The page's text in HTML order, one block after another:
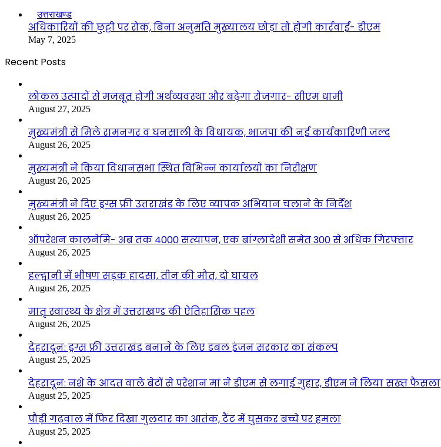
उत्तराखण्ड
अधिकारियों की छुट्टी पर रोक, बिना अनुमति मुख्यालय छोड़ा तो होगी कार्रवाई- डीएम
May 7, 2025
Recent Posts
लोकल उत्पादों से मजबूत होगी अर्थव्यवस्था और बढ़ेगा रोजगार- सीएम धामी
August 27, 2025
मुख्यमंत्री से मिले रामनगर व घनसाली के विधायक, भाजपा की नई कार्यकारिणी जल्द
August 26, 2025
मुख्यमंत्री ने किया विधानसभा स्थित विभिन्न कार्यालयों का निरीक्षण
August 26, 2025
मुख्यमंत्री ने दिए ड्रग्स फ्री उत्तराखंड के लिए व्यापक अभियान चलाने के निर्देश
August 26, 2025
ऑपरेशन कालनेमि- अब तक 4000 सत्यापन, एक बांग्लादेशी समेत 300 से अधिक गिरफ्तार
August 26, 2025
हल्द्वानी में भीषण सड़क हादसा, तीन की मौत, दो घायल
August 26, 2025
मातृ स्वास्थ्य के क्षेत्र में उत्तराखण्ड की ऐतिहासिक पहल
August 26, 2025
देहरादून: ड्रग्स फ्री उत्तराखंड बनाने के लिए डबल इंजन सरकार का संकल्प
August 25, 2025
देहरादून: नशे के आदत वाले बेटों से परेशान मां ने डीएम से लगाई गुहार, डीएम ने लिया सख्त फैसला
August 25, 2025
पौड़ी गढ़वाल में फिर दिखा गुलदार का आतंक, टैंट में घुसकर बच्चे पर हमला
August 25, 2025